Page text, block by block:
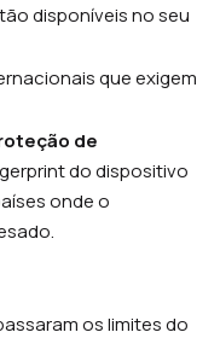
disponíveis no seu
que exigem
de
do dispositivo
onde o
os limites do